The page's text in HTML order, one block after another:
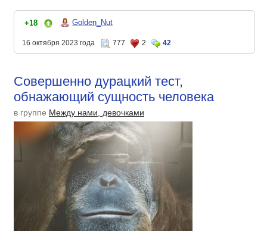
+18 Golden_Nut
16 октября 2023 года 777 2 42
Совершенно дурацкий тест,
обнажающий сущность человека
в группе Между нами, девочками